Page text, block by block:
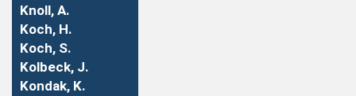
Knoll, A.
Koch, H.
Koch, S.
Kolbeck, J.
Kondak, K.